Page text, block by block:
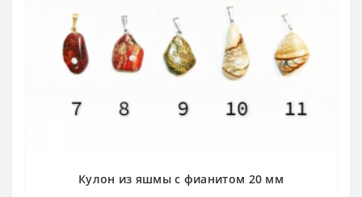
Кулон из яшмы с фианитом 20 мм